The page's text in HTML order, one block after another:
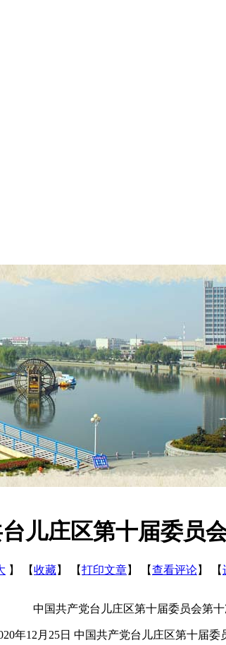
台儿庄区第十届委员
】 【收藏】 【打印文章】 【查看评论】 【
中国共产党台儿庄区第十届委员会第
年12月25日 中国共产党台儿庄区第十届委